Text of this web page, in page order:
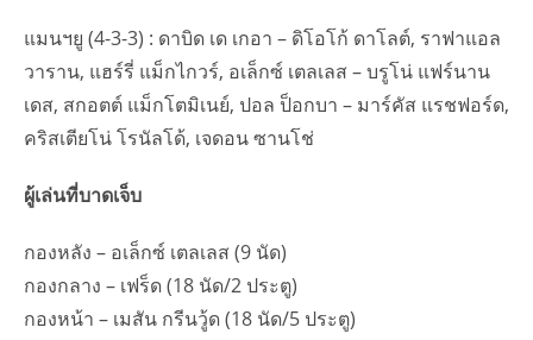
แมนฯยู (4-3-3) : ดาบิด เด เกอา – ดิโอโก้ ดาโลต์, ราฟาแอล
วาราน, แฮร์รี่ แม็กไกวร์, อเล็กซ์ เตลเลส – บรูโน่ แฟร์นาน
เดส, สกอตต์ แม็กโตมิเนย์, ปอล ป็อกบา – มาร์คัส แรชฟอร์ด,
คริสเตียโน่ โรนัลโด้, เจดอน ซานโช่
ผู้เล่นที่บาดเจ็บ
กองหลัง – อเล็กซ์ เตลเลส (9 นัด)
กองกลาง – เฟร็ด (18 นัด/2 ประตู)
กองหน้า – เมสัน กรีนวู้ด (18 นัด/5 ประตู)